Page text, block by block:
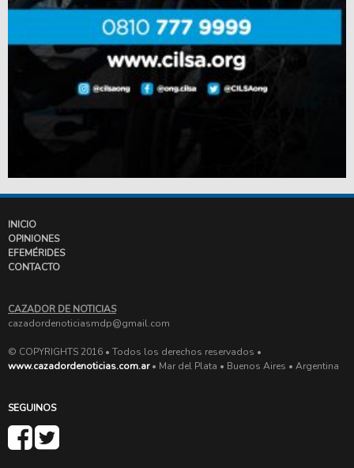
INICIO
OPINIONES
EFEMÉRIDES
CONTACTO
CAZADOR DE NOTICIAS
cazadordenoticiasmdp@gmail.com
© COPYRIGHTS 2016 • Todos los derechos reservados •
www.cazadordenoticias.com.ar• Mar del Plata • Buenos Aires • Argentina
SEGUINOS